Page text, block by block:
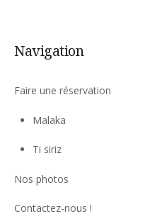
Navigation
Faire une réservation
Malaka
Ti siriz
Nos photos
Contactez-nous !